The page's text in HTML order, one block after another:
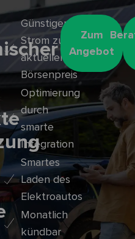
Günstiger
Strom zum
aktuellen
Börsenpreis
Optimierung
durch
smarte
Integration
Smartes
Laden des
Elektroautos
Monatlich
kündbar
Zum
Angebot